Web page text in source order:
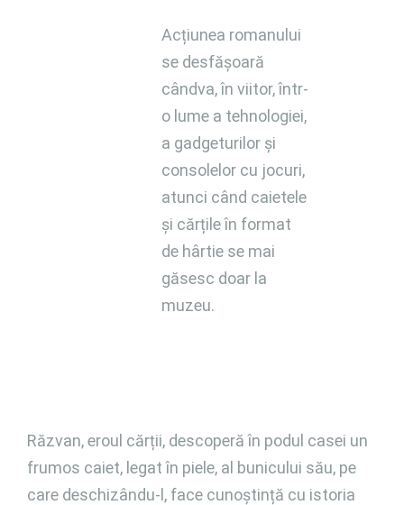
Acțiunea romanului
se desfășoară
cândva, în viitor, într-
o lume a tehnologiei,
a gadgeturilor și
consolelor cu jocuri,
atunci când caietele
și cărțile în format
de hârtie se mai
găsesc doar la
muzeu.
Răzvan, eroul cărții, descoperă în podul casei un
frumos caiet, legat în piele, al bunicului său, pe
care deschizându-l, face cunoștință cu istoria